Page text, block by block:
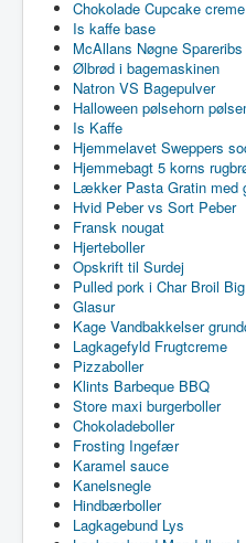
Chokolade Cupcake creme
Is kaffe base
McAllans Nøgne Spareribs
Ølbrød i bagemaskinen
Natron VS Bagepulver
Halloween pølsehorn
Is Kaffe
Hjemmelavet Sweppers
Hjemmebagt 5 korns
Lækker Pasta Gratin med
Hvid Peber vs Sort Peber
Fransk nougat
Hjerteboller
Opskrift til Surdej
Pulled pork i Char Broil
Glasur
Kage Vandbakkelser
Lagkagefyld Frugtcreme
Pizzaboller
Klints Barbeque BBQ
Store maxi burgerboller
Chokoladeboller
Frosting Ingefær
Karamel sauce
Kanelsnegle
Hindbærboller
Lagkagebund Lys